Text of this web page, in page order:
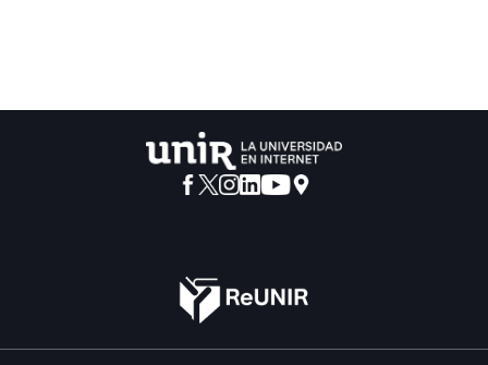
obtenidas, muestran que existe una
necesidad de integrar los Factores Humanos y
Organizativos, en todo el ciclo de vida del